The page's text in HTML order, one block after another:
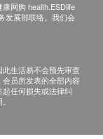
网购 health.ESDlife
发展部联络。我们会
生活易不会预先审查
员所发表的全部内容
任何损失或法律纠